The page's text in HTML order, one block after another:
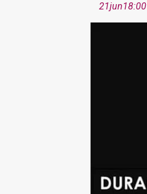
21jun18:00